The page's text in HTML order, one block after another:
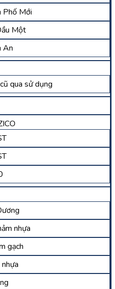
Phố Mới
Một
An
qua sử dụng
nhựa
gạch